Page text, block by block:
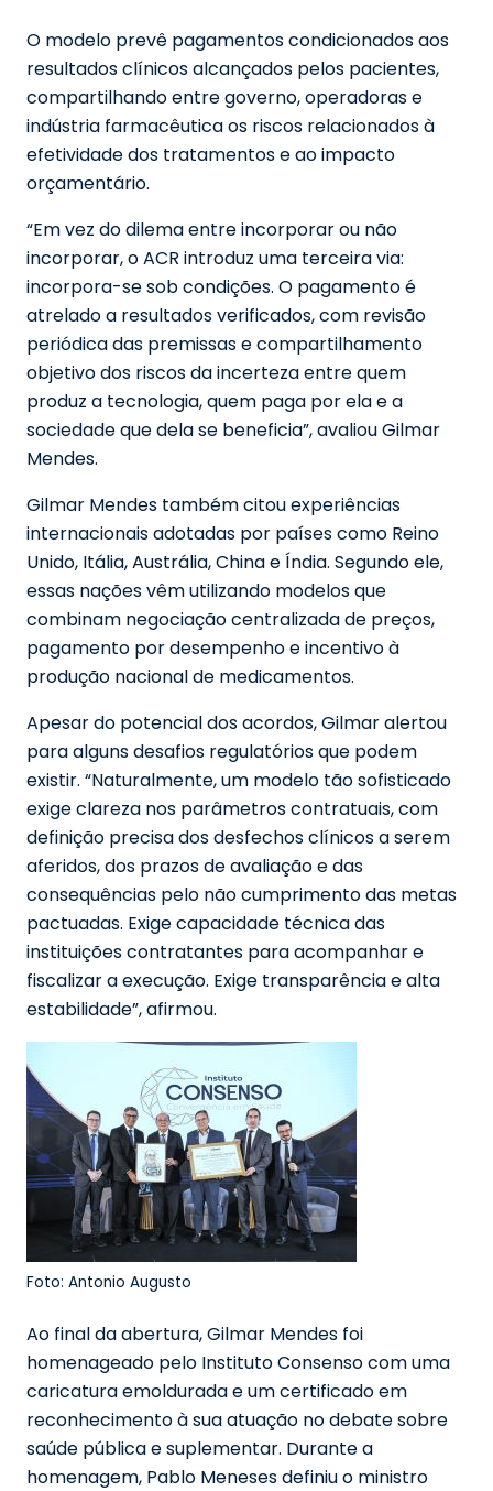
O modelo prevê pagamentos condicionados aos
resultados clínicos alcançados pelos pacientes,
compartilhando entre governo, operadoras e
indústria farmacêutica os riscos relacionados à
efetividade dos tratamentos e ao impacto
orçamentário.
“Em vez do dilema entre incorporar ou não
incorporar, o ACR introduz uma terceira via:
incorpora-se sob condições. O pagamento é
atrelado a resultados verificados, com revisão
periódica das premissas e compartilhamento
objetivo dos riscos da incerteza entre quem
produz a tecnologia, quem paga por ela e a
sociedade que dela se beneficia”, avaliou Gilmar
Mendes.
Gilmar Mendes também citou experiências
internacionais adotadas por países como Reino
Unido, Itália, Austrália, China e Índia. Segundo ele,
essas nações vêm utilizando modelos que
combinam negociação centralizada de preços,
pagamento por desempenho e incentivo à
produção nacional de medicamentos.
Apesar do potencial dos acordos, Gilmar alertou
para alguns desafios regulatórios que podem
existir. “Naturalmente, um modelo tão sofisticado
exige clareza nos parâmetros contratuais, com
definição precisa dos desfechos clínicos a serem
aferidos, dos prazos de avaliação e das
consequências pelo não cumprimento das metas
pactuadas. Exige capacidade técnica das
instituições contratantes para acompanhar e
fiscalizar a execução. Exige transparência e alta
estabilidade”, afirmou.
Foto: Antonio Augusto
Ao final da abertura, Gilmar Mendes foi
homenageado pelo Instituto Consenso com uma
caricatura emoldurada e um certificado em
reconhecimento à sua atuação no debate sobre
saúde pública e suplementar. Durante a
homenagem, Pablo Meneses definiu o ministro